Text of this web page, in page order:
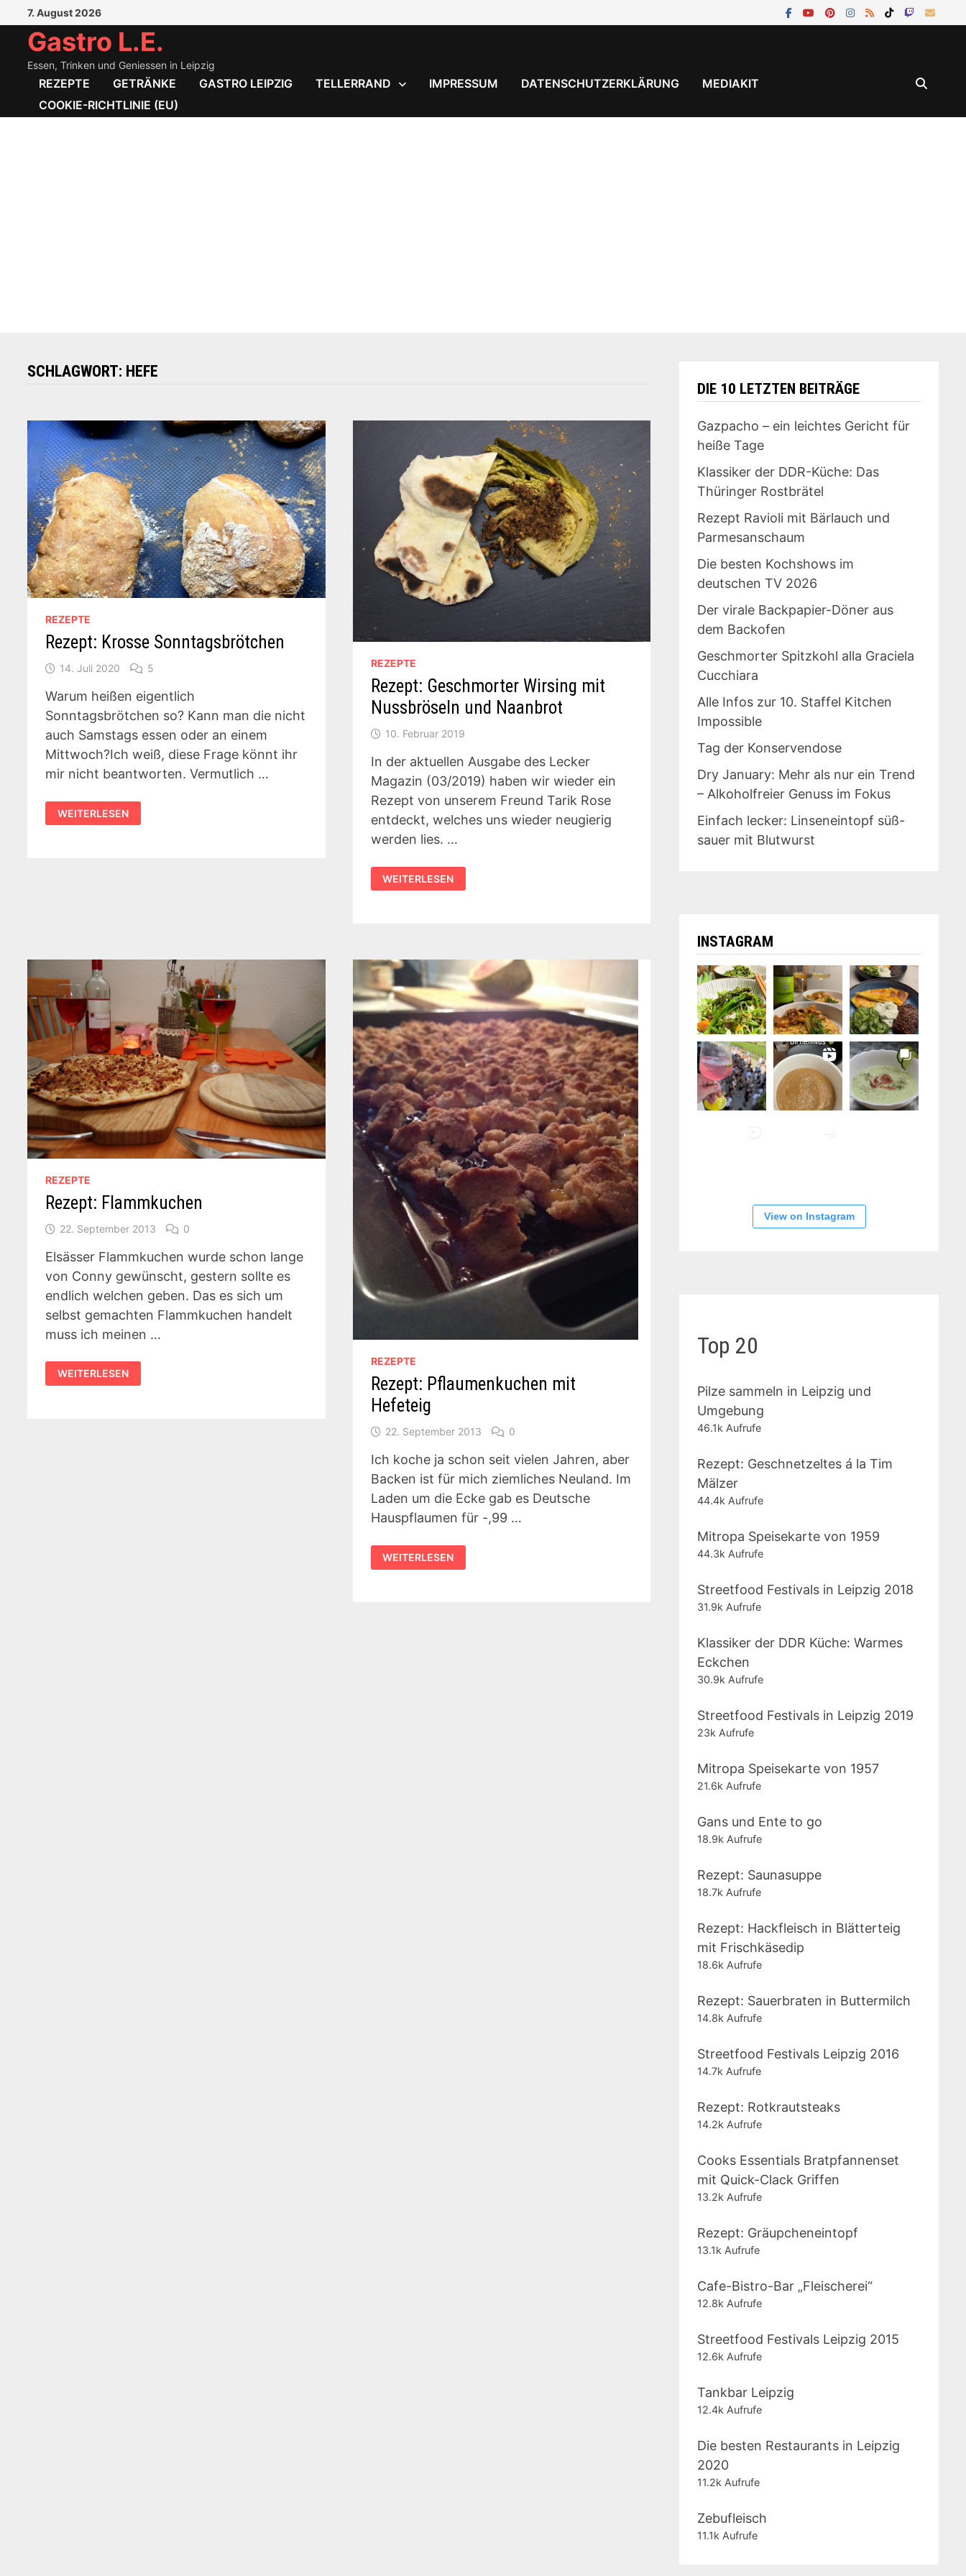
Inhalt
springen
7. August 2026
Gastro L.E.
Essen, Trinken und Geniessen in Leipzig
REZEPTE GETRÄNKE GASTRO LEIPZIG TELLERRAND IMPRESSUM DATENSCHUTZERKLÄRUNG
MEDIAKIT
COOKIE-RICHTLINIE (EU)
SCHLAGWORT: HEFE
REZEPTE
Rezept: Krosse Sonntagsbrötchen
14. Juli 2020 5
Warum heißen eigentlich
Sonntagsbrötchen so? Kann man die nicht
auch Samstags essen oder an einem
Mittwoch?Ich weiß, diese Frage könnt ihr
mir nicht beantworten. Vermutlich …
REZEPT:
KROSSE
SONNTAGSBRÖTCHEN
WEITERLESEN
REZEPTE
Rezept: Geschmorter Wirsing mit
Nussbröseln und Naanbrot
10. Februar 2019
In der aktuellen Ausgabe des Lecker
Magazin (03/2019) haben wir wieder ein
Rezept von unserem Freund Tarik Rose
entdeckt, welches uns wieder neugierig
werden lies. …
REZEPT:
GESCHMORTER
WIRSING
WEITERLESEN
REZEPTE
Rezept: Flammkuchen
22. September 2013 0
Elsässer Flammkuchen wurde schon lange
von Conny gewünscht, gestern sollte es
endlich welchen geben. Das es sich um
selbst gemachten Flammkuchen handelt
muss ich meinen …
REZEPT:
FLAMMKUCHEN
WEITERLESEN
REZEPTE
Rezept: Pflaumenkuchen mit
Hefeteig
22. September 2013 0
Ich koche ja schon seit vielen Jahren, aber
Backen ist für mich ziemliches Neuland. Im
Laden um die Ecke gab es Deutsche
Hauspflaumen für -,99 …
REZEPT:
PFLAUMENKUCHEN
MIT
WEITERLESEN
DIE 10 LETZTEN BEITRÄGE
Gazpacho – ein leichtes Gericht für
heiße Tage
Klassiker der DDR-Küche: Das
Thüringer Rostbrätel
Rezept Ravioli mit Bärlauch und
Parmesanschaum
Die besten Kochshows im
deutschen TV 2026
Der virale Backpapier-Döner aus
dem Backofen
Geschmorter Spitzkohl alla Graciela
Cucchiara
Alle Infos zur 10. Staffel Kitchen
Impossible
Tag der Konservendose
Dry January: Mehr als nur ein Trend
– Alkoholfreier Genuss im Fokus
Einfach lecker: Linseneintopf süß-
sauer mit Blutwurst
INSTAGRAM
View on Instagram
Top 20
Pilze sammeln in Leipzig und
Umgebung
46.1k Aufrufe
Rezept: Geschnetzeltes á la Tim
Mälzer
44.4k Aufrufe
Mitropa Speisekarte von 1959
44.3k Aufrufe
Streetfood Festivals in Leipzig 2018
31.9k Aufrufe
Klassiker der DDR Küche: Warmes
Eckchen
30.9k Aufrufe
Streetfood Festivals in Leipzig 2019
23k Aufrufe
Mitropa Speisekarte von 1957
21.6k Aufrufe
Gans und Ente to go
18.9k Aufrufe
Rezept: Saunasuppe
18.7k Aufrufe
Rezept: Hackfleisch in Blätterteig
mit Frischkäsedip
18.6k Aufrufe
Rezept: Sauerbraten in Buttermilch
14.8k Aufrufe
Streetfood Festivals Leipzig 2016
14.7k Aufrufe
Rezept: Rotkrautsteaks
14.2k Aufrufe
Cooks Essentials Bratpfannenset
mit Quick-Clack Griffen
13.2k Aufrufe
Rezept: Gräupcheneintopf
13.1k Aufrufe
Cafe-Bistro-Bar „Fleischerei“
12.8k Aufrufe
Streetfood Festivals Leipzig 2015
12.6k Aufrufe
Tankbar Leipzig
12.4k Aufrufe
Die besten Restaurants in Leipzig
2020
11.2k Aufrufe
Zebufleisch
11.1k Aufrufe